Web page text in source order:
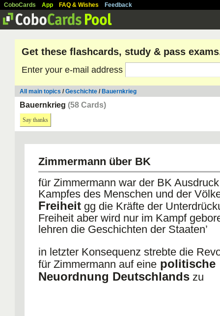
CoboCards App FAQ & Wishes Feedback
Get these flashcards, study & pass
Enter your e-mail address
All main topics /Geschichte / Bauernkrieg
Bauernkrieg (58 Cards)
Say thanks
Zimmermann über BK
für Zimmermann war der BK
Kampfes des Menschen und der
Freiheit gg die Kräfte der
Freiheit aber wird nur im Kampf
lehren die Geschichten der Staaten’
in letzter Konsequenz strebte die
für Zimmermann auf eine politische
Neuordnung Deutschlands zu